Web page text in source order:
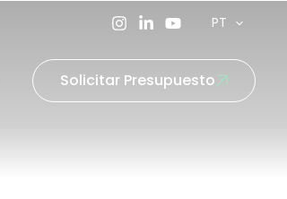
PT
Solicitar Presupuesto